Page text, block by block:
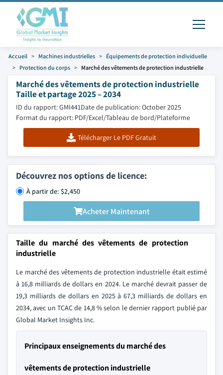
Accueil Machines industrielles
Équipements de protection individuelle
Protection du corps
Marché des vêtements de protection industrielle
Marché des vêtements de protection industrielle
Taille et partage 2025 – 2034
ID du rapport: GMI441Date de publication: October 2025
Format du rapport: PDF/Excel/Tableau de bord/Plateforme
Télécharger Le PDF Gratuit
Découvrez nos options de licence:
À partir de: $2,450
Acheter Maintenant
Taille du marché des vêtements de protection
industrielle
Le marché des vêtements de protection industrielle était estimé
à 16,8 milliards de dollars en 2024. Le marché devrait passer de
19,3 milliards de dollars en 2025 à 67,3 milliards de dollars en
2034, avec un TCAC de 14,8 % selon le dernier rapport publié par
Global Market Insights Inc.
Principaux enseignements du marché des
vêtements de protection industrielle